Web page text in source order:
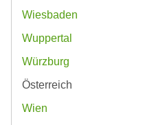
Wiesbaden
Wuppertal
Würzburg
Österreich
Wien